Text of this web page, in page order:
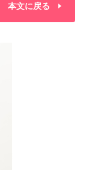
本文に戻る